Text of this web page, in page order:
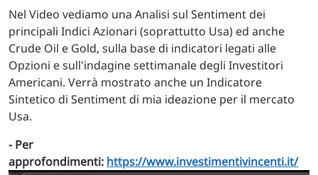
Nel Video vediamo una Analisi sul Sentiment dei
principali Indici Azionari (soprattutto Usa) ed anche
Crude Oil e Gold, sulla base di indicatori legati alle
Opzioni e sull'indagine settimanale degli Investitori
Americani. Verrà mostrato anche un Indicatore
Sintetico di Sentiment di mia ideazione per il mercato
Usa.
- Per
approfondimenti: https://www.investimentivincenti.it/